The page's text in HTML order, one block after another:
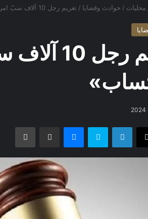
محليات / حوادث وقضايا / تغريم رجل 10 آلاف سبّ امرأة عبر «واتساب»
تغريم
X لينكدإن سكايب ماسنجر مشاركة عبر البريد طباعة